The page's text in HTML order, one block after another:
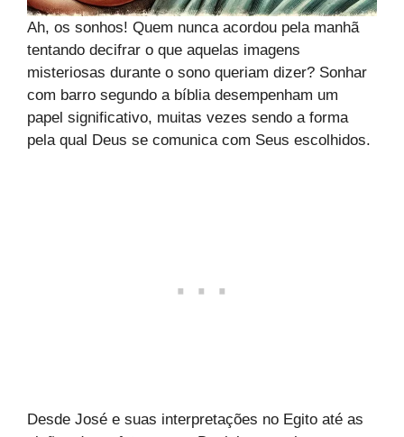
Ah, os sonhos! Quem nunca acordou pela manhã
tentando decifrar o que aquelas imagens
misteriosas durante o sono queriam dizer? Sonhar
com barro segundo a bíblia desempenham um
papel significativo, muitas vezes sendo a forma
pela qual Deus se comunica com Seus escolhidos.
Desde José e suas interpretações no Egito até as